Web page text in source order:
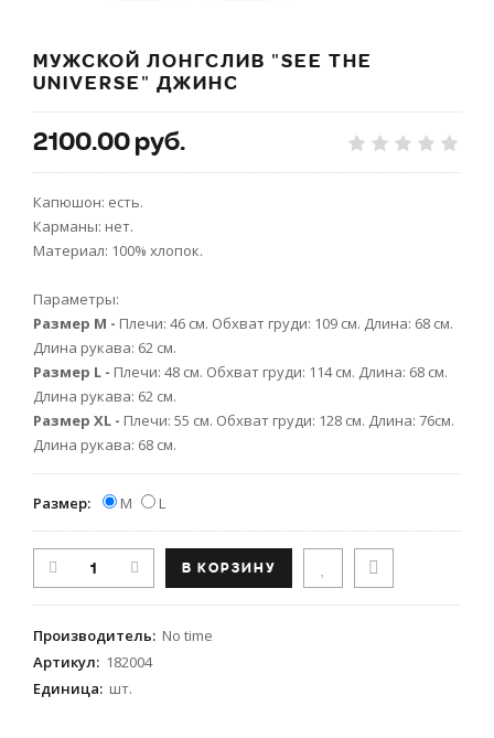
МУЖСКОЙ ЛОНГСЛИВ "SEE THE
UNIVERSE" ДЖИНС
2100.00 руб.
Капюшон: есть.
Карманы: нет.
Материал: 100% хлопок.
Параметры:
Размер M - Плечи: 46 см. Обхват груди: 109 см. Длина: 68 см.
Длина рукава: 62 см.
Размер L - Плечи: 48 см. Обхват груди: 114 см. Длина: 68 см.
Длина рукава: 62 см.
Размер XL - Плечи: 55 см. Обхват груди: 128 см. Длина: 76см.
Длина рукава: 68 см.
Размер: M L
Производитель: No time
Артикул: 182004
Единица: шт.